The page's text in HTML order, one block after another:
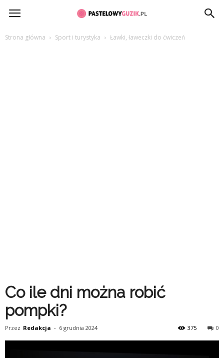
PastelowyGuzik.pl
Strona główna Sport i turystyka Ławki, ławeczki do ćwiczeń
Co ile dni można robić
pompki?
Przez Redakcja - 6 grudnia 2024 0
375